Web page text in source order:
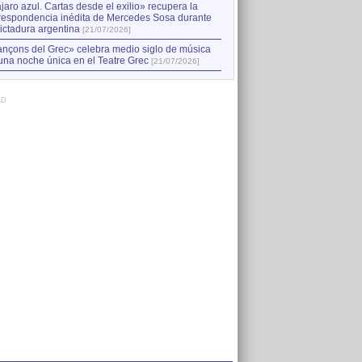
azul. Cartas desde el exilio» recupera la
inédita de Mercedes Sosa durante
argentina [21/07/2026]
del Grec» celebra medio siglo de música
noche única en el Teatre Grec [21/07/2026]